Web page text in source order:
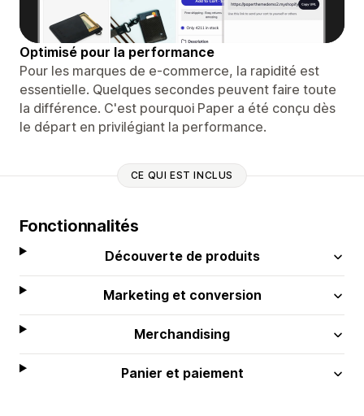
Optimisé pour la performance
Pour les marques de e-commerce, la rapidité est
essentielle. Quelques secondes peuvent faire toute
la différence. C'est pourquoi Paper a été conçu dès
le départ en privilégiant la performance.
CE QUI EST INCLUS
Fonctionnalités
Découverte de produits
Marketing et conversion
Merchandising
Panier et paiement